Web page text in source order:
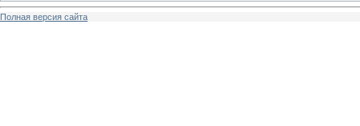
Полная версия сайта